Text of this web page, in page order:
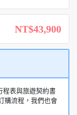
NT$43,900
程表與旅遊契約書
購流程，我們也會